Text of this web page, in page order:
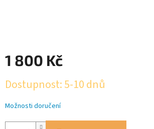
1 800 Kč
cena:
Dostupnost: 5-10 dnů
Možnosti doručení